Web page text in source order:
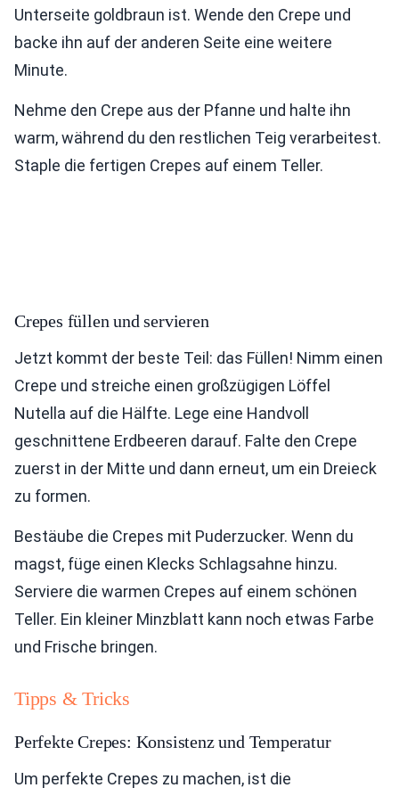
Unterseite goldbraun ist. Wende den Crepe und
backe ihn auf der anderen Seite eine weitere
Minute.
Nehme den Crepe aus der Pfanne und halte ihn
warm, während du den restlichen Teig verarbeitest.
Staple die fertigen Crepes auf einem Teller.
Crepes füllen und servieren
Jetzt kommt der beste Teil: das Füllen! Nimm einen
Crepe und streiche einen großzügigen Löffel
Nutella auf die Hälfte. Lege eine Handvoll
geschnittene Erdbeeren darauf. Falte den Crepe
zuerst in der Mitte und dann erneut, um ein Dreieck
zu formen.
Bestäube die Crepes mit Puderzucker. Wenn du
magst, füge einen Klecks Schlagsahne hinzu.
Serviere die warmen Crepes auf einem schönen
Teller. Ein kleiner Minzblatt kann noch etwas Farbe
und Frische bringen.
Tipps & Tricks
Perfekte Crepes: Konsistenz und Temperatur
Um perfekte Crepes zu machen, ist die